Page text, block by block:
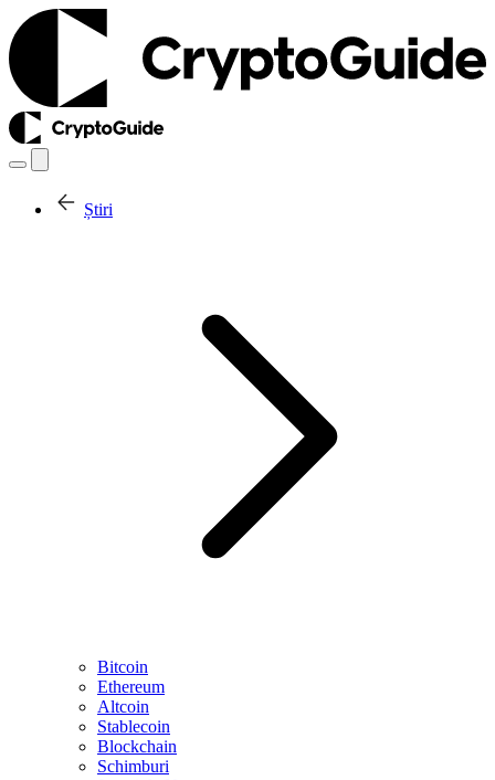
Știri
Bitcoin
Ethereum
Altcoin
Stablecoin
Blockchain
Schimburi